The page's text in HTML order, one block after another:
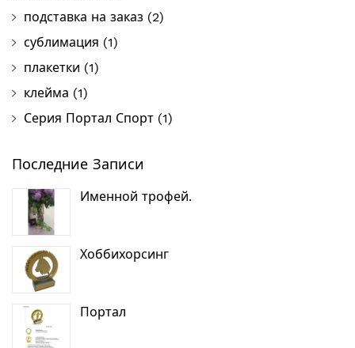
подставка на заказ (2)
сублимация (1)
плакетки (1)
клейма (1)
Серия Портал Спорт (1)
Последние Записи
Именной трофей.
Хоббихорсинг
Портал